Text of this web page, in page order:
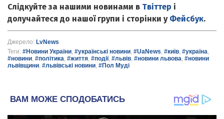
Слідкуйте за нашими новинами в Твіттер і
долучайтеся до нашої групи і сторінки у Фейсбук.
Джерело: LvNews
Теги: #Новини України, #українські новини, #UaNews, #київ, #україна,
#новини, #політика, #життя, #події, #львів, #новини львова, #новини
львівщини, #львівські новини, #Пол Муді